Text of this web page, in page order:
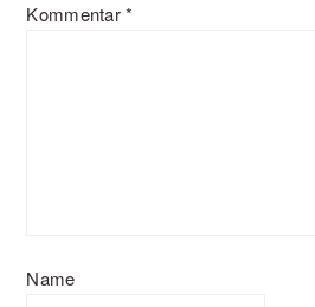
Kommentar*
Name